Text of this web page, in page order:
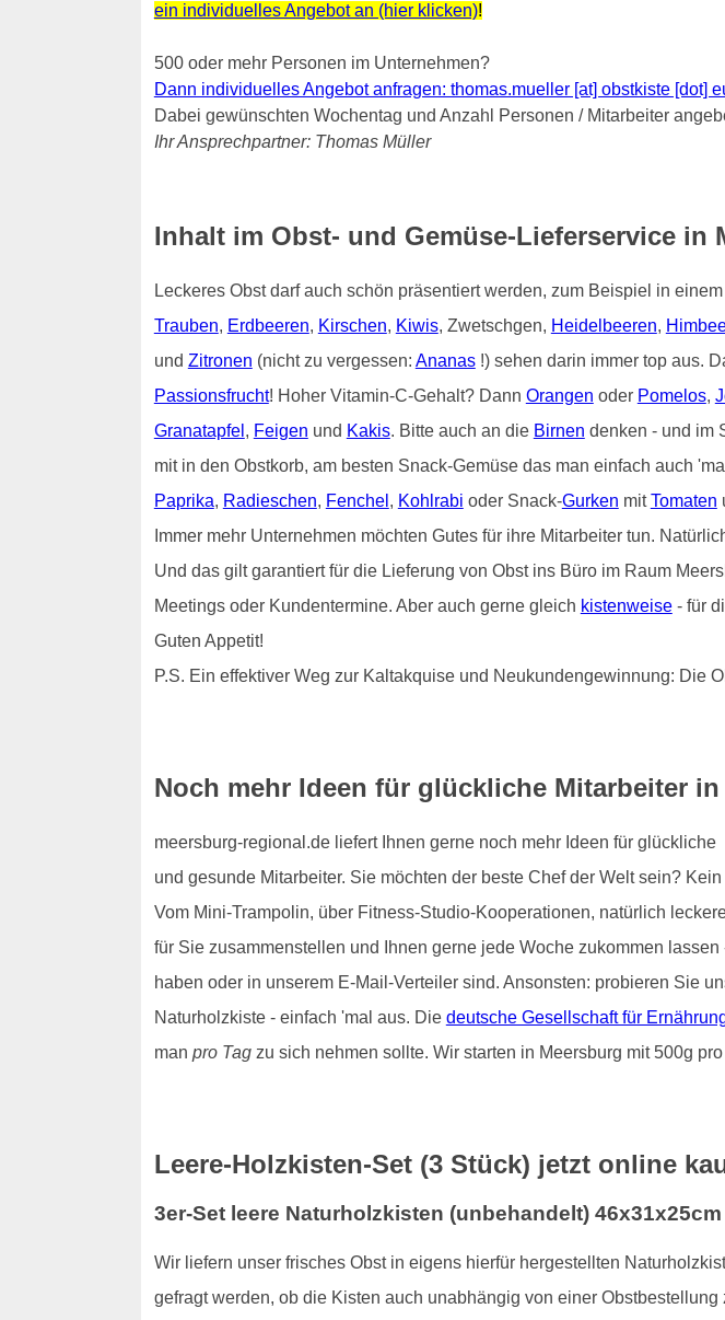
ein individuelles Angebot an (hier klicken)!
500 oder mehr Personen im Unternehmen?
Dann individuelles Angebot anfragen: thomas.mueller [at] obstkiste [dot]
Dabei gewünschten Wochentag und Anzahl Personen / Mitarbeiter
Ihr Ansprechpartner: Thomas Müller
Inhalt im Obst- und Gemüse-Lieferservice in
Leckeres Obst darf auch schön präsentiert werden, zum Beispiel in
Trauben, Erdbeeren, Kirschen, Kiwis, Zwetschgen, Heidelbeeren,
und Zitronen (nicht zu vergessen: Ananas!) sehen darin immer top aus.
Passionsfrucht! Hoher Vitamin-C-Gehalt? Dann Orangen oder Pomelos,
Granatapfel , Feigen und Kakis. Bitte auch an die Birnen denken - und im
mit in den Obstkorb, am besten Snack-Gemüse das man einfach auch
Paprika, Radieschen, Fenchel , Kohlrabi oder Snack-Gurken mitTomaten
Immer mehr Unternehmen möchten Gutes für ihre Mitarbeiter tun.
Und das gilt garantiert für die Lieferung von Obst ins Büro im Raum
Meetings oder Kundentermine. Aber auch gerne gleich kistenweise- für
Guten Appetit!
P.S. Ein effektiver Weg zur Kaltakquise und Neukundengewinnung: Die
Noch mehr Ideen für glückliche Mitarbeiter in
meersburg-regional.de liefert Ihnen gerne noch mehr Ideen für glückliche
und gesunde Mitarbeiter. Sie möchten der beste Chef der Welt sein?
Vom Mini-Trampolin, über Fitness-Studio-Kooperationen, natürlich
für Sie zusammenstellen und Ihnen gerne jede Woche zukommen
haben oder in unserem E-Mail-Verteiler sind. Ansonsten: probieren Sie
Naturholzkiste - einfach 'mal aus. Die deutsche Gesellschaft für
man pro Tagzu sich nehmen sollte. Wir starten in Meersburg mit 500g
Leere-Holzkisten-Set (3 Stück) jetzt online
3er-Set leere Naturholzkisten (unbehandelt)
Wir liefern unser frisches Obst in eigens hierfür hergestellten
gefragt werden, ob die Kisten auch unabhängig von einer